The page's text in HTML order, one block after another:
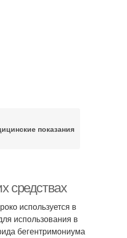
показания
средствах
используется в
использования в
бегентримониума